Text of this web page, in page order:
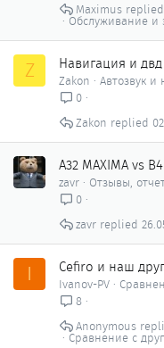
Обслуживание и
Maximus
Z Навигация и двд
Zakon
Автозвук и
0
Zakon
А32 MAXIMA vs B4
zavr
Отзывы,
0
zavr
I Cefiro и наш
Ivanov-PV
8
Сравнение с
Anonymous